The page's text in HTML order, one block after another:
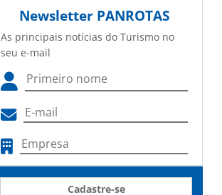
Newsletter PANROTAS
As principais notícias do Turismo no
seu e-mail
Cadastre-se